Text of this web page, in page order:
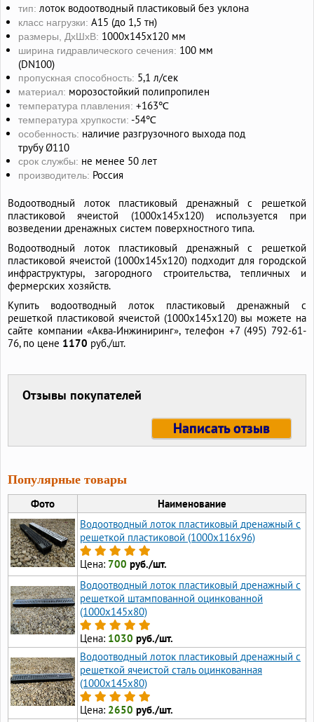
тип: лоток водоотводный пластиковый без уклона
класс нагрузки: А15 (до 1,5 тн)
размеры, ДхШхВ: 1000х145х120 мм
ширина гидравлического сечения: 100 мм
(DN100)
пропускная способность: 5,1 л/сек
материал: морозостойкий полипропилен
температура плавления: +163℃
температура хрупкости: -54℃
особенность: наличие разгрузочного выхода под
трубу Ø110
срок службы: не менее 50 лет
производитель: Россия
Водоотводный лоток пластиковый дренажный с решеткой
пластиковой ячеистой (1000x145x120) используется при
возведении дренажных систем поверхностного типа.
Водоотводный лоток пластиковый дренажный с решеткой
пластиковой ячеистой (1000x145x120) подходит для городской
инфраструктуры, загородного строительства, тепличных и
фермерских хозяйств.
Купить водоотводный лоток пластиковый дренажный с
решеткой пластиковой ячеистой (1000x145x120) вы можете на
сайте компании «Аква‑Инжиниринг», телефон +7 (495) 792-61-
76, по цене 1170 руб./шт.
Отзывы покупателей
Написать отзыв
Популярные товары
Фото
Наименование
Водоотводный лоток пластиковый дренажный с
решеткой пластиковой (1000x116x96)
Цена: 700 руб./шт.
Водоотводный лоток пластиковый дренажный с
решеткой штампованной оцинкованной
(1000x145x80)
Цена: 1030 руб./шт.
Водоотводный лоток пластиковый дренажный с
решеткой ячеистой сталь оцинкованная
(1000x145x80)
Цена: 2650 руб./шт.